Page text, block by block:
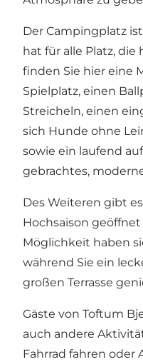
Der Campingplatz
hat für alle Platz,
finden Sie hier eine
Spielplatz, einen
Streicheln, einen
sich Hunde ohne
sowie ein laufend
gebrachtes,
Des Weiteren gibt
Hochsaison
Möglichkeit haben
während Sie ein
großen Terrasse
Gäste von Toftum
auch andere
Fahrrad fahren oder